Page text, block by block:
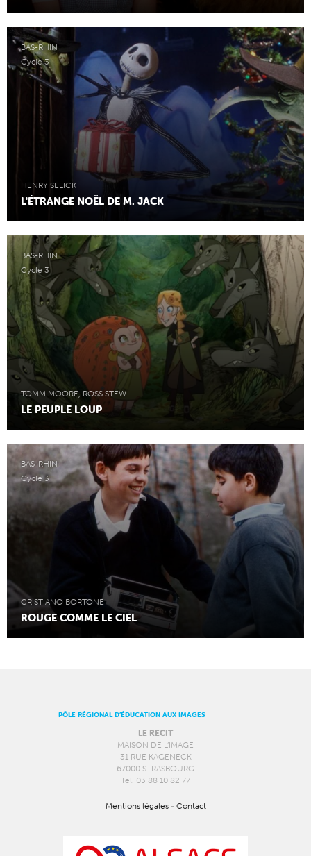
BAS-RHIN
Cycle 3
HENRY SELICK
L'ÉTRANGE NOËL DE M. JACK
BAS-RHIN
Cycle 3
TOMM MOORE, ROSS STEW
LE PEUPLE LOUP
BAS-RHIN
Cycle 3
CRISTIANO BORTONE
ROUGE COMME LE CIEL
PÔLE RÉGIONAL D’ÉDUCATION AUX IMAGES
LE RECIT
MAISON DE L’IMAGE
31 RUE KAGENECK
67000 STRASBOURG
Tél. 03 88 10 82 77
Mentions légales- Contact